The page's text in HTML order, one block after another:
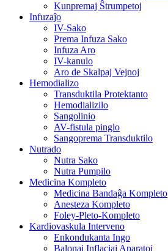
Kunpremaj Ŝtrumpetoj
Infuzaĵo
IV-Sako
Prema Infuza Sako
Infuza Aro
IV-kanulo
Aro de Skalpaj Vejnoj
Hemodializo
Transduktila Protektanto
Hemodializilo
Sangolinio
AV-fistula pinglo
Sangoprema Transduktilo
Nutrado
Nutra Sako
Nutra Pumpilo
Medicina Kompleto
Medicina Bandaĝa Kompleto
Anesteza Kompleto
Foley-Pleto-Kompleto
Kardiovaskula Interveno
Enkondukanta Ingo
Balonaj Inflaciaj Aparatoj